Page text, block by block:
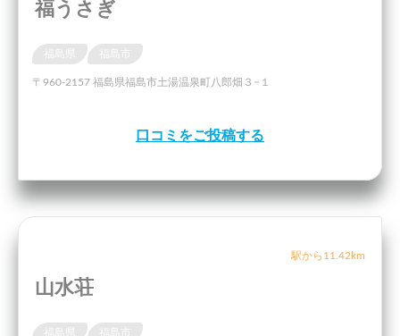
福うさぎ
〒960-2157 福島県福島市土湯温泉町八郎畑３−１
口コミをご投稿する
駅から11.42km
山水荘